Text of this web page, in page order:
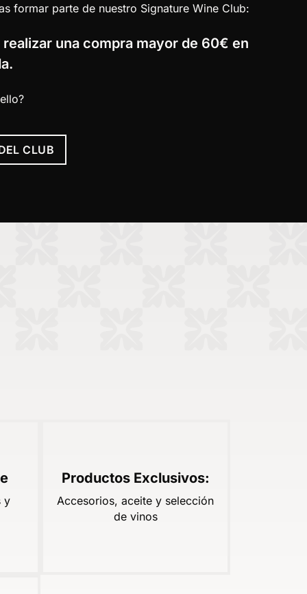
formar parte de nuestro Signature Wine Club:
una compra mayor de 60€ en
CLUB
y
Productos Exclusivos:
Accesorios, aceite y selección
de vinos